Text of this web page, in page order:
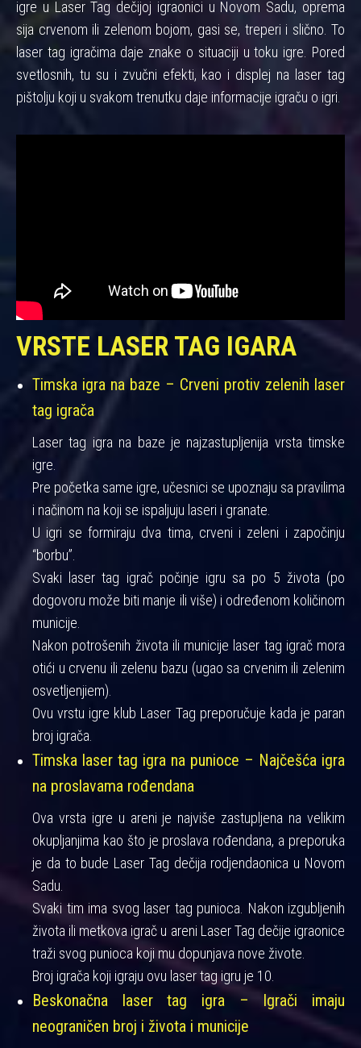
igre u Laser Tag dečijoj igraonici u Novom Sadu, oprema
sija crvenom ili zelenom bojom, gasi se, treperi i slično. To
laser tag igračima daje znake o situaciji u toku igre. Pored
svetlosnih, tu su i zvučni efekti, kao i displej na laser tag
pištolju koji u svakom trenutku daje informacije igraču o igri.
VRSTE LASER TAG IGARA
Timska igra na baze – Crveni protiv zelenih laser
tag igrača
Laser tag igra na baze je najzastupljenija vrsta timske
igre.
Pre početka same igre, učesnici se upoznaju sa pravilima
i načinom na koji se ispaljuju laseri i granate.
U igri se formiraju dva tima, crveni i zeleni i započinju
“borbu”.
Svaki laser tag igrač počinje igru sa po 5 života (po
dogovoru može biti manje ili više) i određenom količinom
municije.
Nakon potrošenih života ili municije laser tag igrač mora
otići u crvenu ili zelenu bazu (ugao sa crvenim ili zelenim
osvetljenjiem).
Ovu vrstu igre klub Laser Tag preporučuje kada je paran
broj igrača.
Timska laser tag igra na punioce – Najčešća igra
na proslavama rođendana
Ova vrsta igre u areni je najviše zastupljena na velikim
okupljanjima kao što je proslava rođendana, a preporuka
je da to bude Laser Tag dečija rodjendaonica u Novom
Sadu.
Svaki tim ima svog laser tag punioca. Nakon izgubljenih
života ili metkova igrač u areni Laser Tag dečije igraonice
traži svog punioca koji mu dopunjava nove živote.
Broj igrača koji igraju ovu laser tag igru je 10.
Beskonačna laser tag igra – Igrači imaju
neograničen broj i života i municije